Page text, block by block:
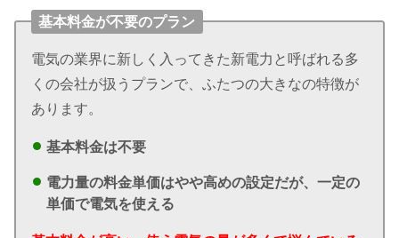
基本料金が不要のプラン
電気の業界に新しく入ってきた新電力と呼ばれる多
くの会社が扱うプランで、ふたつの大きなの特徴が
あります。
基本料金は不要
電力量の料金単価はやや高めの設定だが、 一定の
単価で電気を使える